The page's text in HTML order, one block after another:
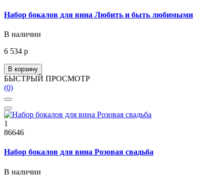
Набор бокалов для вина Любить и быть любимыми
В наличии
6 534 р
В корзину
БЫСТРЫЙ ПРОСМОТР
(0)
1
86646
Набор бокалов для вина Розовая свадьба
В наличии